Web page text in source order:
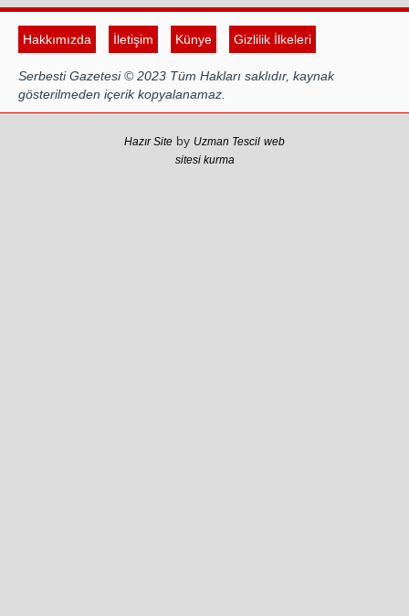
Atilla Yüceak
Colani’nin arkasındaki güç
Faruk eş-Şara mı?
“Ölüm Vadisi”: Hürmüz ve
Hakkımızda İletişim Künye Gizlilik İlkeleri
Serbesti Gazetesi © 2023 Tüm Hakları saklıdır, kaynak
gösterilmeden içerik kopyalanamaz.
Hazır Site by Uzman Tescil web
sitesi kurma